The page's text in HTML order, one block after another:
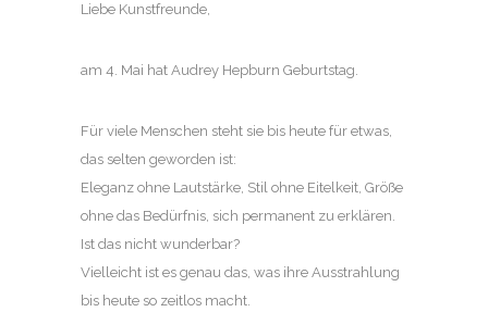
Liebe Kunstfreunde,
am 4. Mai hat Audrey Hepburn Geburtstag.
Für viele Menschen steht sie bis heute für etwas,
das selten geworden ist:
Eleganz ohne Lautstärke, Stil ohne Eitelkeit, Größe
ohne das Bedürfnis, sich permanent zu erklären.
Ist das nicht wunderbar?
Vielleicht ist es genau das, was ihre Ausstrahlung
bis heute so zeitlos macht.